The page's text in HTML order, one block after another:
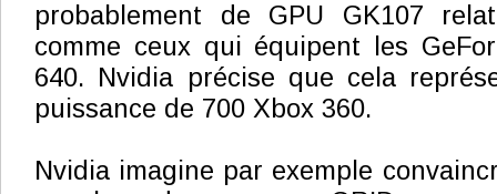
probablement de GPU GK107
comme ceux qui équipent les
640. Nvidia précise que cela
puissance de 700 Xbox 360.
Nvidia imagine par exemple